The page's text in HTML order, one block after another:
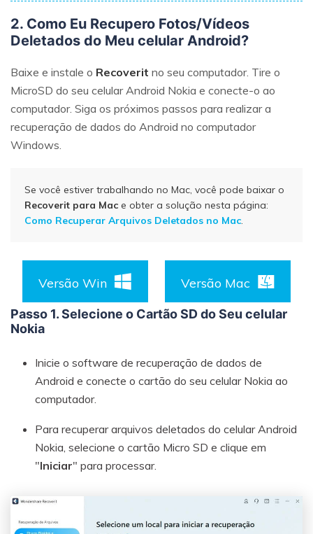
Reparo de fotos com IA
Repare suas fotos, melhore a qualidade e restaure
momentos preciosos com uma solução baseada em
Vamos lá
Teste Online
2. Como Eu Recupero Fotos/Vídeos
Deletados do Meu celular Android?
Baixe e instale o Recoverit no seu computador. Tire o
MicroSD do seu celular Android Nokia e conecte-o ao
computador. Siga os próximos passos para realizar a
recuperação de dados do Android no computador
Windows.
Se você estiver trabalhando no Mac, você pode baixar o
Recoverit para Mac e obter a solução nesta página:
Como Recuperar Arquivos Deletados no Mac.
Versão Win Versão Mac
Passo 1. Selecione o Cartão SD do Seu celular
Nokia
Inicie o software de recuperação de dados de
Android e conecte o cartão do seu celular Nokia ao
computador.
Para recuperar arquivos deletados do celular Android
Nokia, selecione o cartão Micro SD e clique em
"Iniciar" para processar.